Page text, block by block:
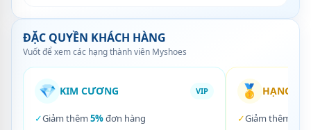
ĐẶC QUYỀN KHÁCH HÀNG
Vuốt để xem các hạng thành viên Myshoes
💎 KIM CƯƠNG VIP
✓Giảm thêm 5%đơn hàng
🥇 HẠNG
✓Giảm thêm